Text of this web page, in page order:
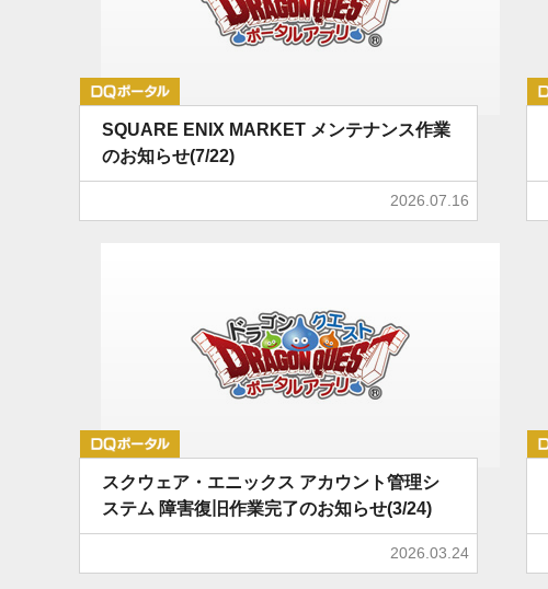
SQUARE ENIX MARKET メンテナンス作業
のお知らせ(7/22)
2026.07.16
スクウェア・エニックス アカウント管理シ
ステム 障害復旧作業完了のお知らせ(3/24)
2026.03.24